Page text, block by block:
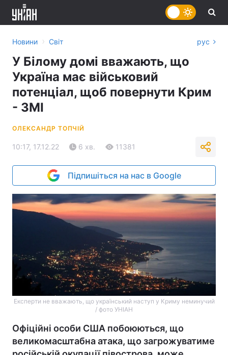
Новини › Світ рус
У Білому домі вважають, що
Україна має військовий
потенціал, щоб повернути Крим
- ЗМІ
ОЛЕКСАНДР ТОПЧІЙ
10:17, 17.12.22 6 хв. 11381
Підпишіться на нас в Google
Експерти не вважають, що український наступ у Криму неминучий
/ фото УНІАН
Офіційні особи США побоюються, що
великомасштабна атака, що загрожуватиме